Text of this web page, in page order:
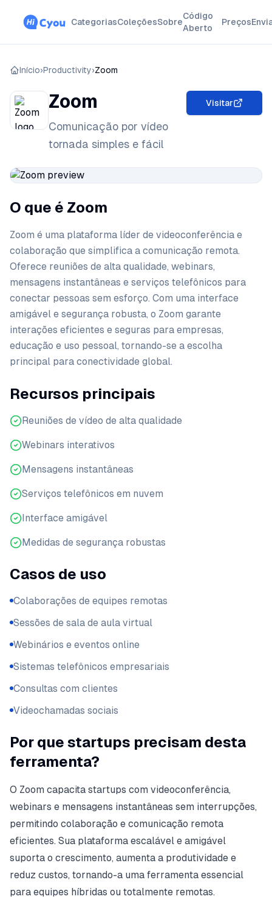
CategoriasColeçõesSobre
Código
Aberto
Preços
Início›Productivity›Zoom
Zoom
Comunicação por vídeo
tornada simples e fácil
Visitar
O que é Zoom
Zoom é uma plataforma líder de videoconferência e
colaboração que simplifica a comunicação remota.
Oferece reuniões de alta qualidade, webinars,
mensagens instantâneas e serviços telefônicos para
conectar pessoas sem esforço. Com uma interface
amigável e segurança robusta, o Zoom garante
interações eficientes e seguras para empresas,
educação e uso pessoal, tornando-se a escolha
principal para conectividade global.
Recursos principais
Reuniões de vídeo de alta qualidade
Webinars interativos
Mensagens instantâneas
Serviços telefônicos em nuvem
Interface amigável
Medidas de segurança robustas
Casos de uso
Colaborações de equipes remotas
Sessões de sala de aula virtual
Webinários e eventos online
Sistemas telefônicos empresariais
Consultas com clientes
Videochamadas sociais
Por que startups precisam desta
ferramenta?
O Zoom capacita startups com videoconferência,
webinars e mensagens instantâneas sem interrupções,
permitindo colaboração e comunicação remota
eficientes. Sua plataforma escalável e amigável
suporta o crescimento, aumenta a produtividade e
reduz custos, tornando-a uma ferramenta essencial
para equipes híbridas ou totalmente remotas.